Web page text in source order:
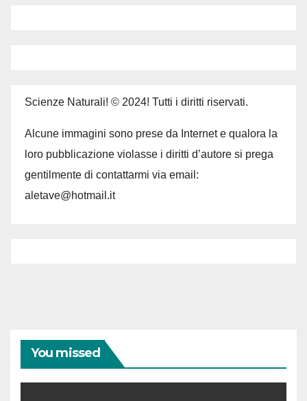
Scienze Naturali! © 2024! Tutti i diritti riservati.
Alcune immagini sono prese da Internet e qualora la
loro pubblicazione violasse i diritti d’autore si prega
gentilmente di contattarmi via email:
aletave@hotmail.it
You missed